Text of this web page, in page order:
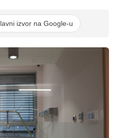
izvor na Google-u